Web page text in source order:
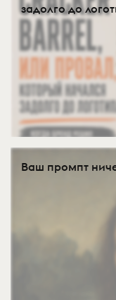
задолго до
Ваш промпт